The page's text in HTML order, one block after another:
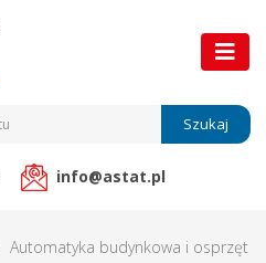
Szukaj
info@astat.pl
Automatyka budynkowa i osprzęt